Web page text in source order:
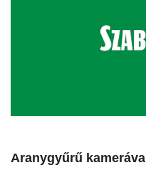
Aranygyűrű kamerával